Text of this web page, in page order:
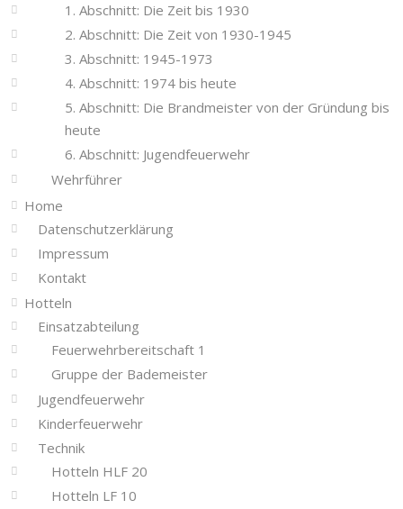
1. Abschnitt: Die Zeit bis 1930
2. Abschnitt: Die Zeit von 1930-1945
3. Abschnitt: 1945-1973
4. Abschnitt: 1974 bis heute
5. Abschnitt: Die Brandmeister von der Gründung bis
heute
6. Abschnitt: Jugendfeuerwehr
Wehrführer
Home
Datenschutzerklärung
Impressum
Kontakt
Hotteln
Einsatzabteilung
Feuerwehrbereitschaft 1
Gruppe der Bademeister
Jugendfeuerwehr
Kinderfeuerwehr
Technik
Hotteln HLF 20
Hotteln LF 10